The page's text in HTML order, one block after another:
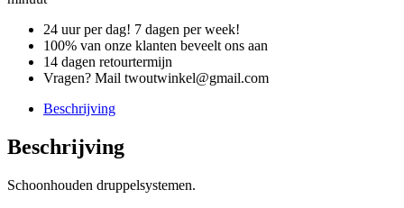
24 uur per dag! 7 dagen per week!
100% van onze klanten beveelt ons aan
14 dagen retourtermijn
Vragen? Mail twoutwinkel@gmail.com
Beschrijving
Beschrijving
Schoonhouden druppelsystemen.